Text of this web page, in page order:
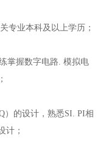
专业本科及以上学历；
掌握数字电路. 模拟电
）的设计，熟悉SI. PI相
计；